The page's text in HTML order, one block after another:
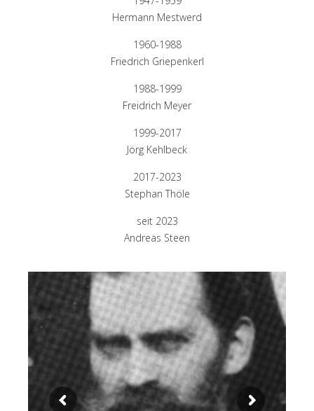
Hermann Mestwerd
1960-1988
Friedrich Griepenkerl
1988-1999
Freidrich Meyer
1999-2017
Jörg Kehlbeck
2017-2023
Stephan Thöle
seit 2023
Andreas Steen